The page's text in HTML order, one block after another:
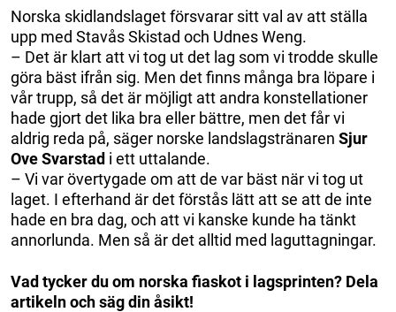
Norska skidlandslaget försvarar sitt val av att ställa
upp med Stavås Skistad och Udnes Weng.
– Det är klart att vi tog ut det lag som vi trodde skulle
göra bäst ifrån sig. Men det finns många bra löpare i
vår trupp, så det är möjligt att andra konstellationer
hade gjort det lika bra eller bättre, men det får vi
aldrig reda på, säger norske landslagstränaren Sjur
Ove Svarstad i ett uttalande.
– Vi var övertygade om att de var bäst när vi tog ut
laget. I efterhand är det förstås lätt att se att de inte
hade en bra dag, och att vi kanske kunde ha tänkt
annorlunda. Men så är det alltid med laguttagningar.
Vad tycker du om norska fiaskot i lagsprinten? Dela
artikeln och säg din åsikt!